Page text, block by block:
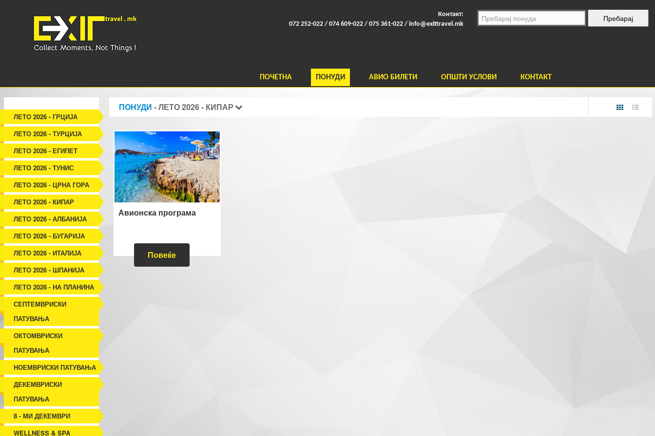
Контакт:
072 252-022 / 074 609-022 / 075 361-022 / info@exittravel.mk
ПОЧЕТНА ПОНУДИ АВИО БИЛЕТИ ОПШТИ УСЛОВИ КОНТАКТ
ЛЕТО 2026 - ГРЦИЈА
ЛЕТО 2026 - ТУРЦИЈА
ЛЕТО 2026 - ЕГИПЕТ
ЛЕТО 2026 - ТУНИС
ЛЕТО 2026 - ЦРНА ГОРА
ЛЕТО 2026 - КИПАР
ЛЕТО 2026 - АЛБАНИЈА
ЛЕТО 2026 - БУГАРИЈА
ЛЕТО 2026 - ИТАЛИЈА
ЛЕТО 2026 - ШПАНИЈА
ЛЕТО 2026 - НА ПЛАНИНА
СЕПТЕМВРИСКИ
ПАТУВАЊА
ОКТОМВРИСКИ
ПАТУВАЊА
НОЕМВРИСКИ ПАТУВАЊА
ДЕКЕМВРИСКИ
ПАТУВАЊА
8 - МИ ДЕКЕМВРИ
WELLNESS & SPA
ПОНУДИ - ЛЕТО 2026 - КИПАР
Авионска програма
Повеќе